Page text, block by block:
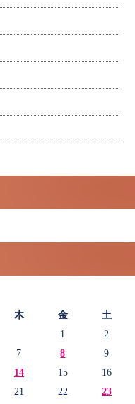
木 金 土
1
2
7 8
9
14 15
16
21 22
23